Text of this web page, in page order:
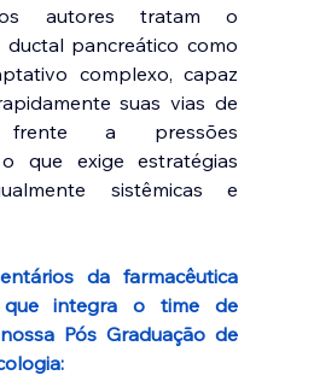
autores tratam o
ductal pancreático como
complexo, capaz
suas vias de
frente a pressões
o que exige estratégias
sistêmicas e
da farmacêutica
que integra o time de
Pós Graduação de